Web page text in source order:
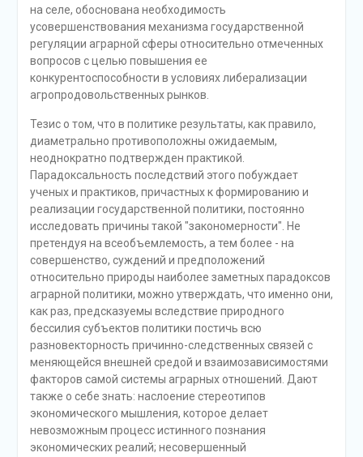
на селе, обоснована необходимость
усовершенствования механизма государственной
регуляции аграрной сферы относительно отмеченных
вопросов с целью повышения ее
конкурентоспособности в условиях либерализации
агропродовольственных рынков.
Тезис о том, что в политике результаты, как правило,
диаметрально противоположны ожидаемым,
неоднократно подтвержден практикой.
Парадоксальность последствий этого побуждает
ученых и практиков, причастных к формированию и
реализации государственной политики, постоянно
исследовать причины такой "закономерности". Не
претендуя на всеобъемлемость, а тем более - на
совершенство, суждений и предположений
относительно природы наиболее заметных парадоксов
аграрной политики, можно утверждать, что именно они,
как раз, предсказуемы вследствие природного
бессилия субъектов политики постичь всю
разновекторность причинно-следственных связей с
меняющейся внешней средой и взаимозависимостями
факторов самой системы аграрных отношений. Дают
также о себе знать: наслоение стереотипов
экономического мышления, которое делает
невозможным процесс истинного познания
экономических реалий; несовершенный